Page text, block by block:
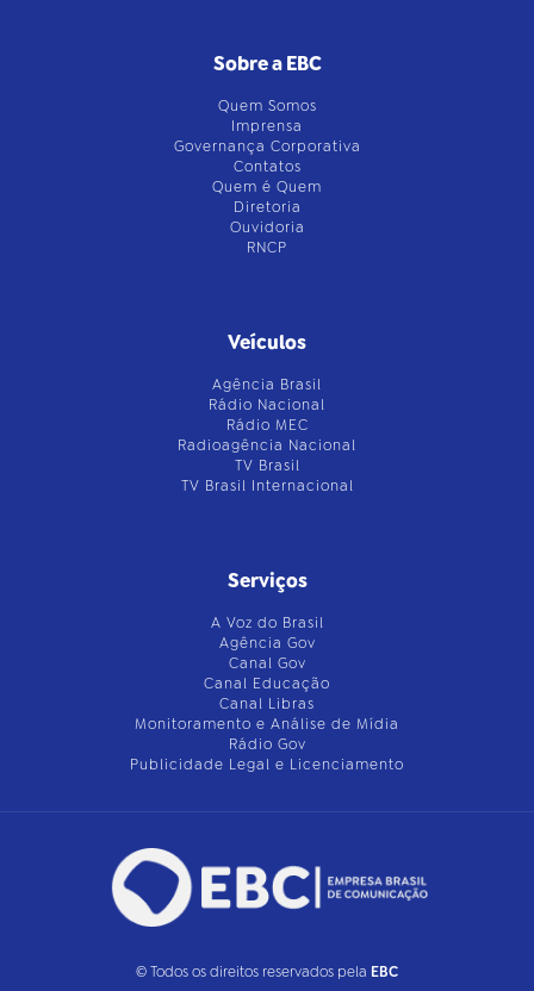
Sobre a EBC
Quem Somos
Imprensa
Governança Corporativa
Contatos
Quem é Quem
Diretoria
Ouvidoria
RNCP
Veículos
Agência Brasil
Rádio Nacional
Rádio MEC
Radioagência Nacional
TV Brasil
TV Brasil Internacional
Serviços
A Voz do Brasil
Agência Gov
Canal Gov
Canal Educação
Canal Libras
Monitoramento e Análise de Mídia
Rádio Gov
Publicidade Legal e Licenciamento
© Todos os direitos reservados pela EBC